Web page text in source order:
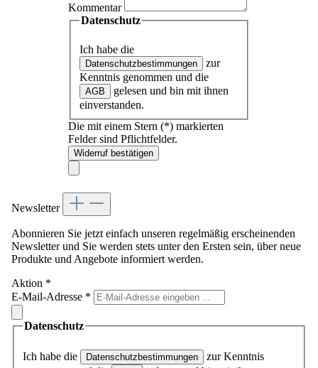
Kommentar
Datenschutz
Ich habe die
Datenschutzbestimmungen
zur
Kenntnis genommen und die
AGB
gelesen und bin mit ihnen
einverstanden.
Die mit einem Stern (*) markierten
Felder sind Pflichtfelder.
Widerruf bestätigen
Newsletter
Abonnieren Sie jetzt einfach unseren regelmäßig erscheinenden
Newsletter und Sie werden stets unter den Ersten sein, über neue
Produkte und Angebote informiert werden.
Aktion *
E-Mail-Adresse *
Datenschutz
Ich habe die Datenschutzbestimmungen
zur Kenntnis